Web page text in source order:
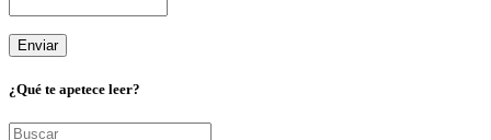
¿Qué te apetece leer?